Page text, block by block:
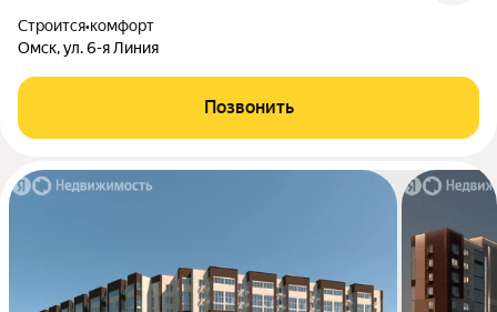
Строится•комфорт
Омск, ул. 6-я Линия
Позвонить